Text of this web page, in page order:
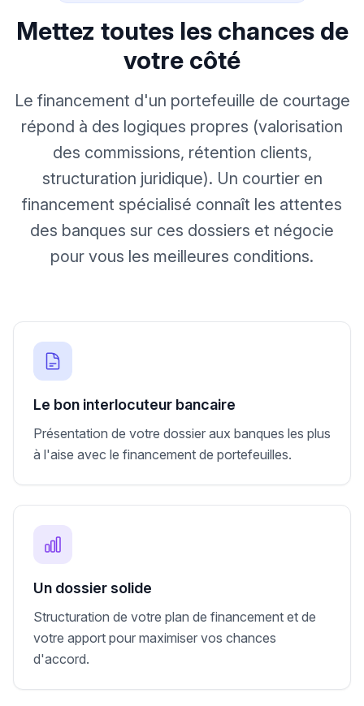
Mettez toutes les chances de
votre côté
Le financement d'un portefeuille de courtage
répond à des logiques propres (valorisation
des commissions, rétention clients,
structuration juridique). Un courtier en
financement spécialisé connaît les attentes
des banques sur ces dossiers et négocie
pour vous les meilleures conditions.
Le bon interlocuteur bancaire
Présentation de votre dossier aux banques les plus
à l'aise avec le financement de portefeuilles.
Un dossier solide
Structuration de votre plan de financement et de
votre apport pour maximiser vos chances
d'accord.